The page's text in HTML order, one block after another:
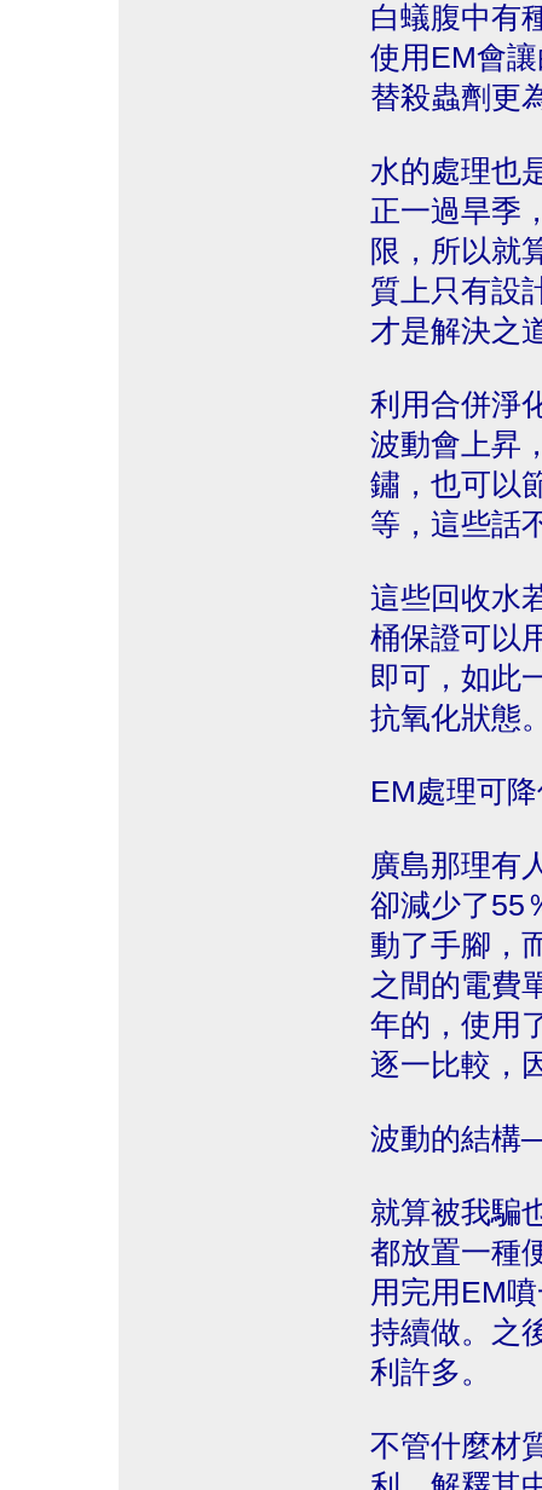
白蟻腹中有
使用EM會
替殺蟲劑更
水的處理也
正一過旱季
限，所以就
質上只有設
才是解決之
利用合併淨
波動會上昇
鏽，也可以
等，這些話
這些回收水
桶保證可以
即可，如此
抗氧化狀態
EM處理可
廣島那理有
卻減少了55
動了手腳，
之間的電費
年的，使用
逐一比較，
波動的結構
就算被我騙
都放置一種
用完用EM
持續做。之
利許多。
不管什麼材